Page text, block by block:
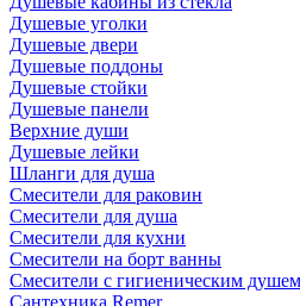
Душевые уголки
Душевые двери
Душевые поддоны
Душевые стойки
Душевые панели
Верхние души
Душевые лейки
Шланги для душа
Смесители для раковин
Смесители для душа
Смесители для кухни
Смесители на борт ванны
Смесители с гигиеническим душем
Сантехника Remer